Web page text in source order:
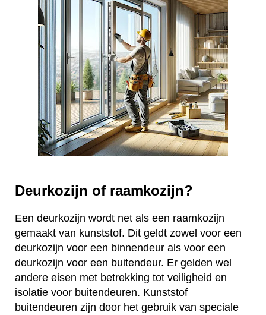
Deurkozijn of raamkozijn?
Een deurkozijn wordt net als een raamkozijn
gemaakt van kunststof. Dit geldt zowel voor een
deurkozijn voor een binnendeur als voor een
deurkozijn voor een buitendeur. Er gelden wel
andere eisen met betrekking tot veiligheid en
isolatie voor buitendeuren. Kunststof
buitendeuren zijn door het gebruik van speciale